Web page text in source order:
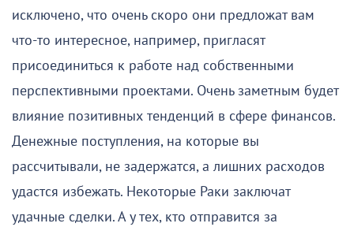
исключено, что очень скоро они предложат вам
что-то интересное, например, пригласят
присоединиться к работе над собственными
перспективными проектами. Очень заметным будет
влияние позитивных тенденций в сфере финансов.
Денежные поступления, на которые вы
рассчитывали, не задержатся, а лишних расходов
удастся избежать. Некоторые Раки заключат
удачные сделки. А у тех, кто отправится за